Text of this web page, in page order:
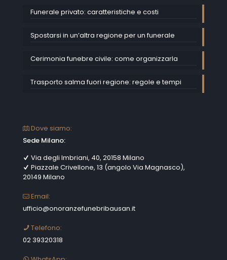
Funerale privato: caratteristiche e costi
Spostarsi in un’altra regione per un funerale
Cerimonia funebre civile: come organizzarla
Trasporto salma fuori regione: regole e tempi
Dove siamo:
Sede Milano:
Via degli Imbriani, 40, 20158 Milano
Piazzale Crivellone, 13 (angolo Via Magnasco),
20149 Milano
Email:
ufficio@onoranzefunebribausan.it
Telefono:
02 39320318